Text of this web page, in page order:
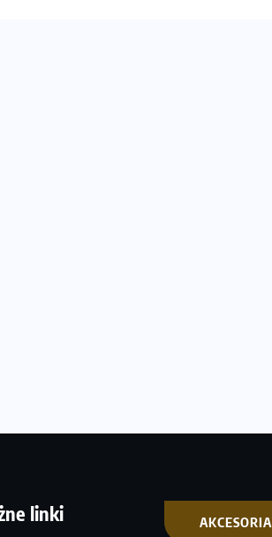
linki AKCESORIA